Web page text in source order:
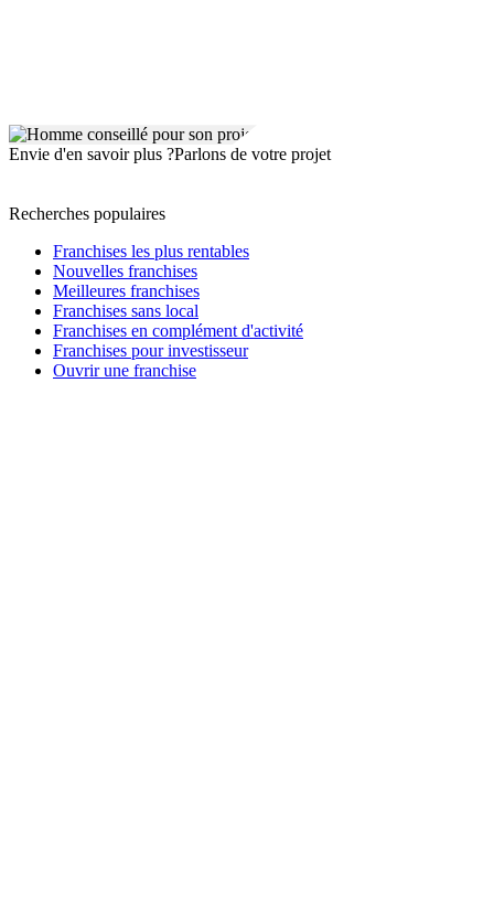
Envie d'en savoir plus ?Parlons de votre projet
Recherches populaires
Franchises les plus rentables
Nouvelles franchises
Meilleures franchises
Franchises sans local
Franchises en complément d'activité
Franchises pour investisseur
Ouvrir une franchise